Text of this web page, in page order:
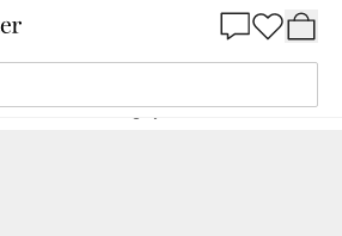
Midbec Ester Ängslycka - 20101